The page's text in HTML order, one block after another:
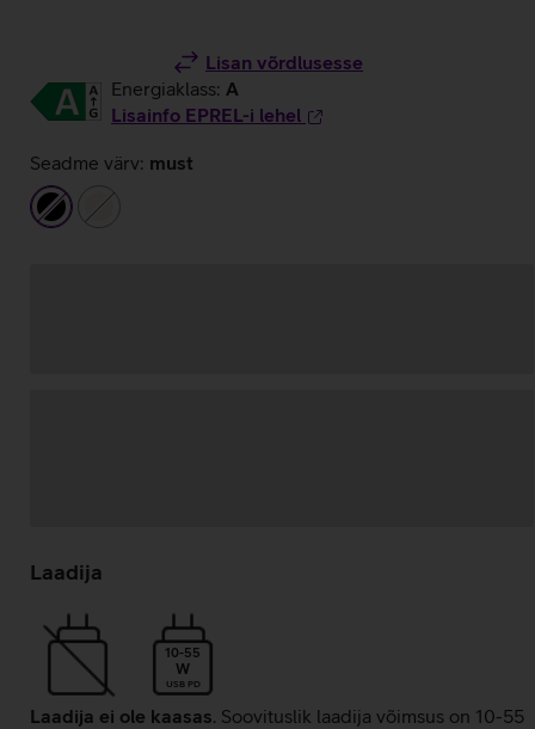
Lisan võrdlusesse
Energiaklass: A
Lisainfo EPREL-i lehel
Seadme värv: must
must
beež
laadimine
Laadija
10-55
W
USB PD
Laadija ei ole kaasas. Soovituslik laadija võimsus on 10-55